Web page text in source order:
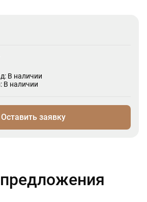
В наличии
В наличии
Оставить заявку